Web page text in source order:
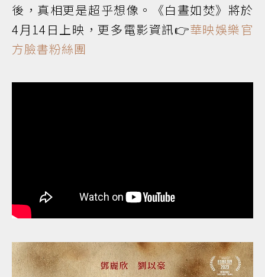
後，真相更是超乎想像。《白晝如焚》將於
4月14日上映，更多電影資訊👉華映娛樂官
方臉書粉絲團